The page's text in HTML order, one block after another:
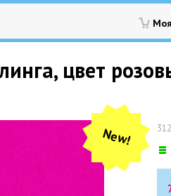
цвет
New!